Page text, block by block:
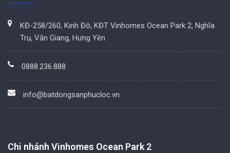
KĐ-258/260, Kinh Đô, KĐT Vinhomes Ocean Park 2, Nghĩa
Trụ, Văn Giang, Hưng Yên
0888.236.888
info@batdongsanphucloc.vn
Chi nhánh Vinhomes Ocean Park 2